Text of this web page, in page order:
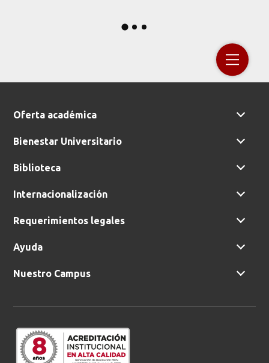
Oferta académica
Bienestar Universitario
Biblioteca
Internacionalización
Requerimientos legales
Ayuda
Nuestro Campus